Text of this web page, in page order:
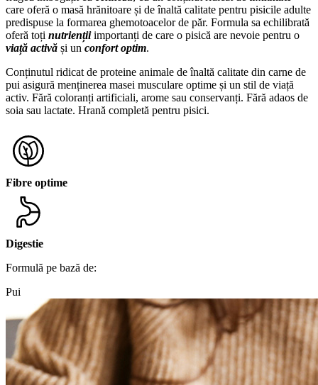
care oferă o masă hrănitoare și de înaltă calitate pentru pisicile adulte
predispuse la formarea ghemotoacelor de păr. Formula sa echilibrată
oferă toți nutriențiiimportanți de care o pisică are nevoie pentru o
viață activă și un confort optim.
Conținutul ridicat de proteine ​​animale de înaltă calitate din carne de
pui asigură menținerea masei musculare optime și un stil de viață
activ. Fără coloranți artificiali, arome sau conservanți. Fără adaos de
soia sau lactate. Hrană completă pentru pisici.
Fibre optime
Digestie
Formulă pe bază de:
Pui